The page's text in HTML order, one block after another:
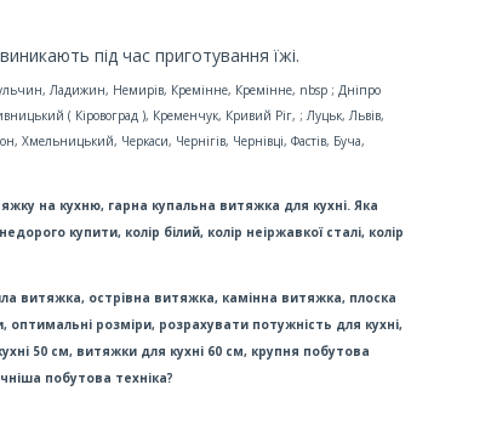
під час приготування їжі.
Ладижин, Немирів, Кремінне, Кремінне, nbsp ; Дніпро
( Кіровоград ), Кременчук, Кривий Ріг, ; Луцьк, Львів,
Хмельницький, Черкаси, Чернігів, Чернівці, Фастів, Буча,
на кухню, гарна купальна витяжка для кухні. Яка
купити, колір білий, колір неіржавкої сталі, колір
витяжка, острівна витяжка, камінна витяжка, плоска
розміри, розрахувати потужність для кухні,
50 см, витяжки для кухні 60 см, кpyпня побутова
побутова техніка?